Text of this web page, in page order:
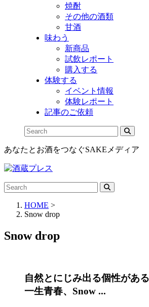
焼酎
その他の酒類
甘酒
味わう
新商品
試飲レポート
購入する
体験する
イベント情報
体験レポート
記事のご依頼
あなたとお酒をつなぐSAKEメディア
HOME >
Snow drop
Snow drop
自然とにじみ出る個性があ
一生青春、Snow ...